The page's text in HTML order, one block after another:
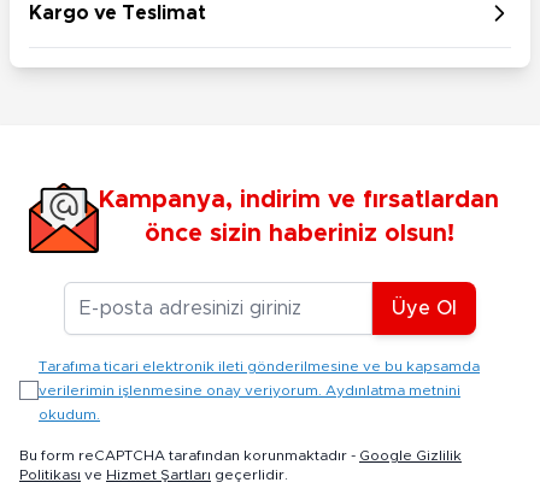
Kargo ve Teslimat
Kampanya, indirim ve fırsatlardan
önce sizin haberiniz olsun!
E-posta Adresiniz
Üye Ol
Tarafıma ticari elektronik ileti gönderilmesine ve bu kapsamda
verilerimin işlenmesine onay veriyorum. Aydınlatma metnini
okudum.
Bu form reCAPTCHA tarafından korunmaktadır - Google Gizlilik
Politikası ve Hizmet Şartları geçerlidir.